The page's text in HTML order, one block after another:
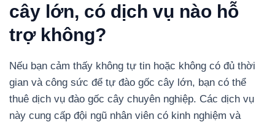
cây lớn, có dịch vụ nào hỗ
trợ không?
Nếu bạn cảm thấy không tự tin hoặc không có đủ thời
gian và công sức để tự đào gốc cây lớn, bạn có thể
thuê dịch vụ đào gốc cây chuyên nghiệp. Các dịch vụ
này cung cấp đội ngũ nhân viên có kinh nghiệm và